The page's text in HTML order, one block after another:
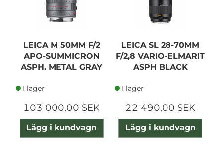
LEICA M 50MM F/2
APO-SUMMICRON
ASPH. METAL GRAY
I lager
103 000,00 SEK
Lägg i kundvagn
LEICA SL 28-70MM
F/2,8 VARIO-ELMARIT
ASPH BLACK
I lager
22 490,00 SEK
Lägg i kundvagn